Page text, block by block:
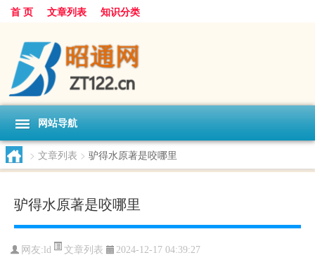
首 页 文章列表 知识分类
网站导航
> 文章列表 > 驴得水原著是咬哪里
驴得水原著是咬哪里
网友:ld 文章列表 2024-12-17 04:39:27